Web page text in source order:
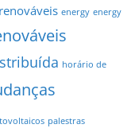
energy energy
horário de
palestras